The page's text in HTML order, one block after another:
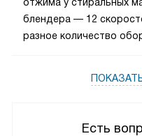
Есть
блендера — 12
разное количество